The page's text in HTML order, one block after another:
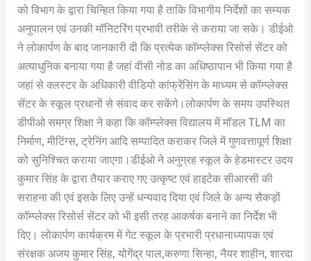
को विभाग के द्वारा चिन्हित किया गया है ताकि विभागीय निर्देशों का सम्यक
अनुपालन एवं उनकी मॉनिटरिंग प्रभावी तरीके से कराया जा सके। डीईओ
ने लोकार्पण के बाद जानकारी दी कि प्रत्येक कॉम्प्लेक्स रिसोर्स सेंटर को
अत्याधुनिक बनाया गया है जहां वीसी नोड का अधिष्ठापान भी किया गया है
जहां से क्लस्टर के अधिकारी वीडियो कांफ्रेंसिंग के माध्यम से कॉम्प्लेक्स
सेंटर के स्कूल प्रधानों से संवाद कर सकेंगे।लोकार्पण के समय उपस्थित
डीपीओ समग्र शिक्षा ने कहा कि कॉम्प्लेक्स विद्यालय में मॉडल TLM का
निर्माण, मीटिंग्स, ट्रेनिंग आदि सम्पादित कराकर जिले में गुणवत्तापूर्ण शिक्षा
को सुनिश्चित कराया जाएगा।डीईओ ने अनुग्रह स्कूल के हेडमास्टर उदय
कुमार सिंह के द्वारा तैयार कराए गए उत्कृष्ट एवं हाइटेक सीआरसी की
सराहना की एवं इसके लिए उन्हें धन्यवाद दिया एवं जिले के अन्य सैकड़ों
कॉम्प्लेक्स रिसोर्स सेंटर को भी इसी तरह आकर्षक बनाने का निर्देश भी
दिए। लोकार्पण कार्यक्रम में गेट स्कूल के प्रभारी प्रधानाध्यापक एवं
संरक्षक अजय कुमार सिंह, योगेंद्र पाल,करुणा सिन्हा, नैयर शाहीन, शारदा